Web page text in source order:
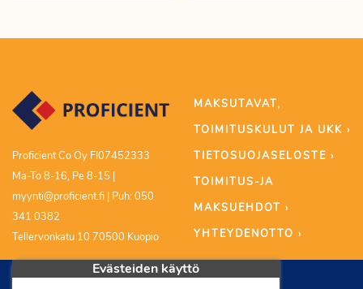
Proficient Co Oy FI07452333
Ma-To 8-16, Pe 8-15 |
myynti@proficient.fi | Puh: 050
341 0382
Tellervonkatu 10 70500 Kuopio
MAKSUTAVAT,
TOIMITUSKULUT JA UKK ›
TIETOSUOJASELOSTE ›
TOIMITUS-JA
MAKSUEHDOT ›
YHTEYDENOTTO ›
Evästeiden käyttö